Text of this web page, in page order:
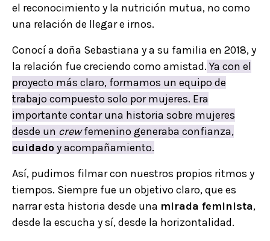
el reconocimiento y la nutrición mutua, no como
una relación de llegar e irnos.
Conocí a doña Sebastiana y a su familia en 2018, y
la relación fue creciendo como amistad.Ya con el
proyecto más claro, formamos un equipo de
trabajo compuesto solo por mujeres. Era
importante contar una historia sobre mujeres
desde un crewfemenino generaba confianza,
cuidadoy acompañamiento.
Así, pudimos filmar con nuestros propios ritmos y
tiempos. Siempre fue un objetivo claro, que es
narrar esta historia desde una mirada feminista,
desde la escucha y sí, desde la horizontalidad.